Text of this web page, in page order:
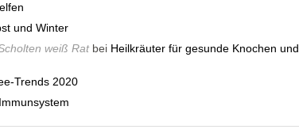
und Winter
weiß Ratbei Heilkräuter für gesunde Knochen und
Trends 2020